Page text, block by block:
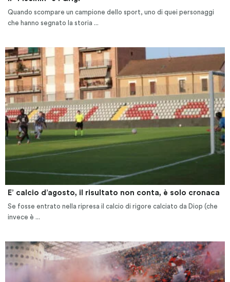
Quando scompare un campione dello sport, uno di quei personaggi
che hanno segnato la storia ...
E’ calcio d’agosto, il risultato non conta, è solo cronaca
Se fosse entrato nella ripresa il calcio di rigore calciato da Diop (che
invece è ...